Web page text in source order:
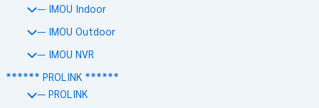
— IMOU Indoor
— IMOU Outdoor
— IMOU NVR
****** PROLINK ******
— PROLINK